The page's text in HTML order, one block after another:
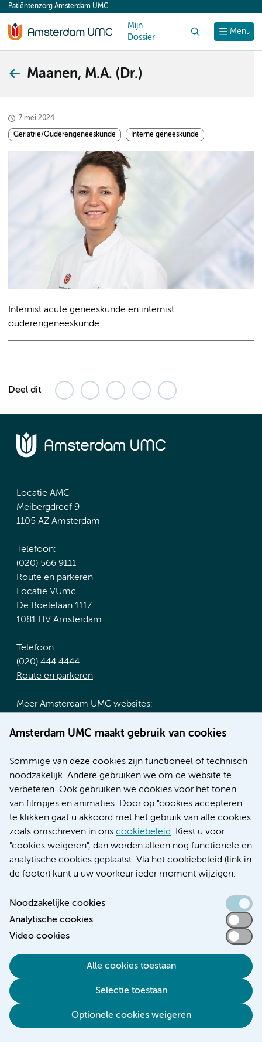
content
Menu
Patiëntenzorg Amsterdam UMC
Mijn
Dossier
Maanen, M.A. (Dr.)
7 mei 2024
Geriatrie/Ouderengeneeskunde Interne geneeskunde
Internist acute geneeskunde en internist
ouderengeneeskunde
Deel dit
Amsterdam UMC maakt gebruik van cookies
Sommige van deze cookies zijn functioneel of technisch
noodzakelijk. Andere gebruiken we om de website te
verbeteren. Ook gebruiken we cookies voor het tonen
van filmpjes en animaties. Door op "cookies accepteren"
te klikken gaat u akkoord met het gebruik van alle cookies
zoals omschreven in ons cookiebeleid. Kiest u voor
"cookies weigeren", dan worden alleen nog functionele en
analytische cookies geplaatst. Via het cookiebeleid (link in
de footer) kunt u uw voorkeur ieder moment wijzigen.
Noodzakelijke cookies
Analytische cookies
Video cookies
Alle cookies toestaan
Selectie toestaan
Optionele cookies weigeren
Locatie AMC
Meibergdreef 9
1105 AZ Amsterdam
Telefoon:
(020) 566 9111
Route en parkeren
Locatie VUmc
De Boelelaan 1117
1081 HV Amsterdam
Telefoon:
(020) 444 4444
Route en parkeren
Meer Amsterdam UMC websites:
Werken bij Amsterdam UMC
Nieuws
Research
Educatie locatie AMC
Educatie locatie VUmc
Toegankelijkheidsverklaring
Responsible disclosure
Algemene privacyverklaring